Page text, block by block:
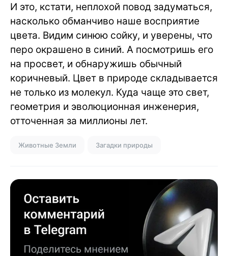
И это, кстати, неплохой повод задуматься,
насколько обманчиво наше восприятие
цвета. Видим синюю сойку, и уверены, что
перо окрашено в синий. А посмотришь его
на просвет, и обнаружишь обычный
коричневый. Цвет в природе складывается
не только из молекул. Куда чаще это свет,
геометрия и эволюционная инженерия,
отточенная за миллионы лет.
Животные Земли Загадки природы